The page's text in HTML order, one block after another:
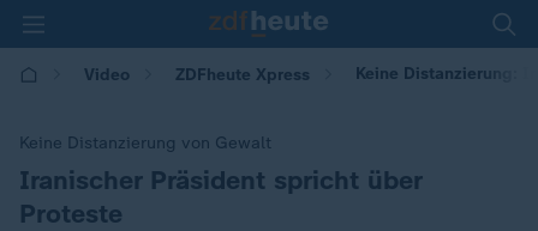
Video ZDFheute Xpress Keine Distanzierung:
Keine Distanzierung von Gewalt
:
Iranischer Präsident spricht über
Proteste